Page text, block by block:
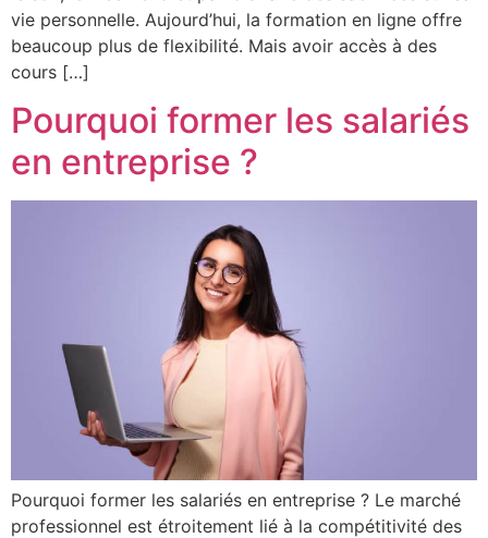
vie personnelle. Aujourd’hui, la formation en ligne offre
beaucoup plus de flexibilité. Mais avoir accès à des
cours […]
Pourquoi former les salariés
en entreprise ?
Pourquoi former les salariés en entreprise ? Le marché
professionnel est étroitement lié à la compétitivité des